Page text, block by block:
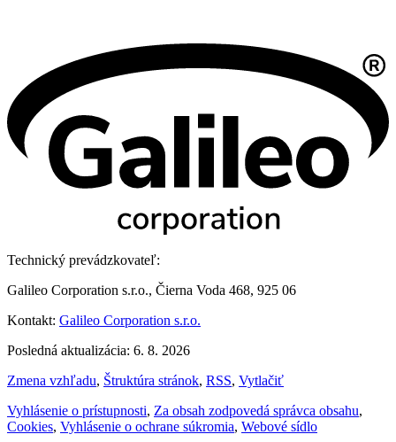
Technický prevádzkovateľ:
Galileo Corporation s.r.o., Čierna Voda 468, 925 06
Kontakt: Galileo Corporation s.r.o.
Posledná aktualizácia: 6. 8. 2026
Zmena vzhľadu, Štruktúra stránok, RSS, Vytlačiť
Vyhlásenie o prístupnosti, Za obsah zodpovedá správca obsahu,
Cookies, Vyhlásenie o ochrane súkromia, Webové sídlo